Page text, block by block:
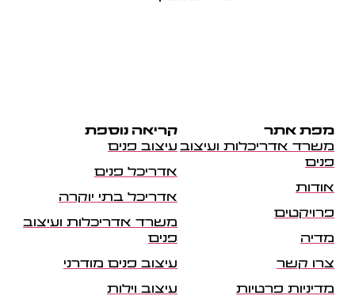
מפת אתר
משרד אדריכלות ועיצוב
פנים
אודות
פרויקטים
מדיה
צרו קשר
מדיניות פרטיות
קריאה נוספת
עיצוב פנים
אדריכל פנים
אדריכל בתי יוקרה
משרד אדריכלות ועיצוב
פנים
עיצוב פנים מודרני
עיצוב וילות